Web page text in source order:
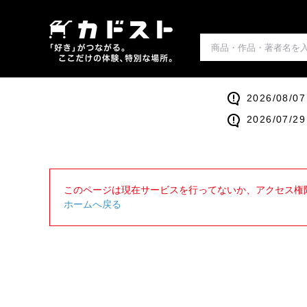
2026/08/07
2026/07/29
このページは現在サービスを行ってないか、アクセス
ホームへ戻る